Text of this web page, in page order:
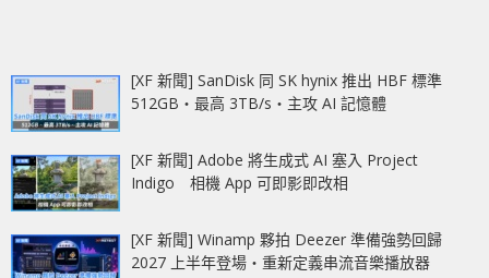
[XF 新聞] SanDisk 同 SK hynix 推出 HBF 標準
512GB‧最高 3TB/s‧主攻 AI 記憶體
[XF 新聞] Adobe 將生成式 AI 塞入 Project
Indigo 相機 App 可即影即改相
[XF 新聞] Winamp 夥拍 Deezer 準備強勢回歸
2027 上半年登場‧重新定義串流音樂播放器